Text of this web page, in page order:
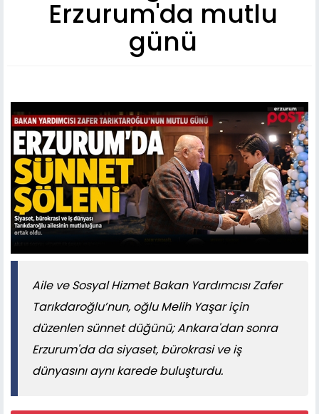
Erzurum'da mutlu
günü
Aile ve Sosyal Hizmet Bakan Yardımcısı Zafer
Tarıkdaroğlu’nun, oğlu Melih Yaşar için
düzenlen sünnet düğünü; Ankara'dan sonra
Erzurum'da da siyaset, bürokrasi ve iş
dünyasını aynı karede buluşturdu.